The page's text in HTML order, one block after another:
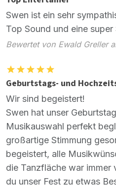
Swen ist ein sehr
Top Sound und eine super
Bewertet von Ewald Greller
Geburtstags- und
Wir sind begeistert!
Swen hat unser
Musikauswahl perfekt
großartige Stimmung
begeistert, alle
die Tanzfläche war immer
du unser Fest zu etwas